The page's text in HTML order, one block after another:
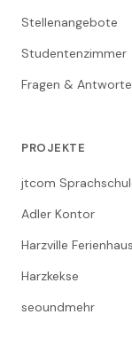
Stellenangebote
Studentenzimmer
Fragen &
PROJEKTE
jtcom
Adler Kontor
Harzville Ferienhaus
Harzkekse
seoundmehr